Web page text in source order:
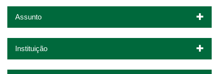
Assunto
Instituição